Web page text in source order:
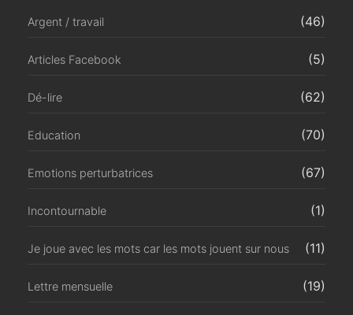
Argent / travail (46)
Articles Facebook (5)
Dé-lire (62)
Education (70)
Emotions perturbatrices (67)
Incontournable (1)
Je joue avec les mots car les mots jouent sur nous (11)
Lettre mensuelle (19)